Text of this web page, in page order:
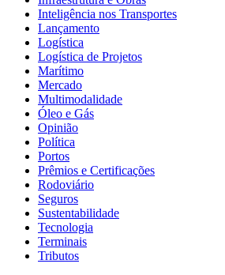
Inteligência nos Transportes
Lançamento
Logística
Logística de Projetos
Marítimo
Mercado
Multimodalidade
Óleo e Gás
Opinião
Política
Portos
Prêmios e Certificações
Rodoviário
Seguros
Sustentabilidade
Tecnologia
Terminais
Tributos